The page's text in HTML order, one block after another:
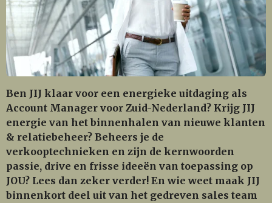
Ben JIJ klaar voor een energieke uitdaging als
Account Manager voor Zuid-Nederland? Krijg JIJ
energie van het binnenhalen van nieuwe klanten
& relatiebeheer? Beheers je de
verkooptechnieken en zijn de kernwoorden
passie, drive en frisse ideeën van toepassing op
JOU? Lees dan zeker verder! En wie weet maak JIJ
binnenkort deel uit van het gedreven sales team